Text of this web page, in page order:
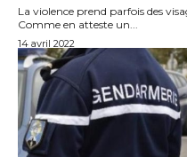
La violence prend parfois des
Comme en atteste un...
14 avril 2022